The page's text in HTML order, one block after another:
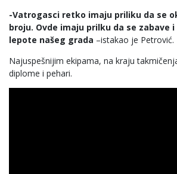
-Vatrogasci retko imaju priliku da se
broju. Ovde imaju prilku da se zabave
lepote našeg grada –istakao je Petrović.
Najuspešnijim ekipama, na kraju
diplome i pehari.